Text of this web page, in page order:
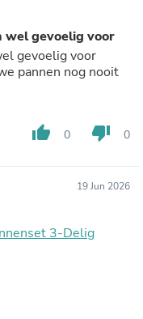
wel gevoelig voor
gevoelig voor
pannen nog nooit
thumb_up 0 thumb_down 0
19 Jun 2026
3-Delig